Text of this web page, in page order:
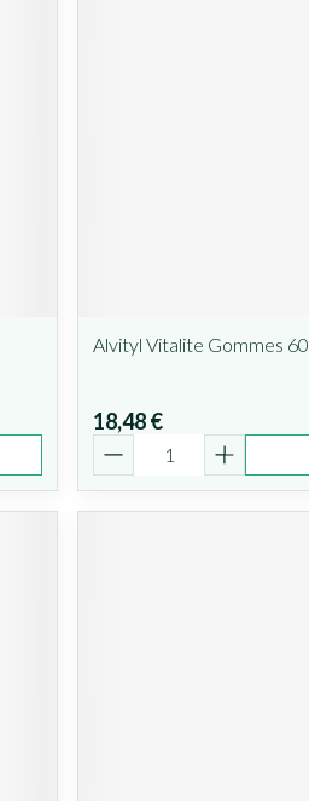
Alvityl Vitalite Gommes 60
18,48 €
Quantité